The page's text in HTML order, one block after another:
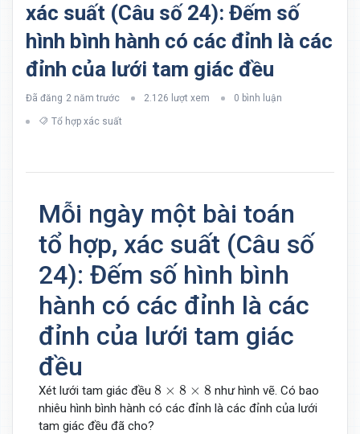
xác suất (Câu số 24): Đếm số
hình bình hành có các đỉnh là các
đỉnh của lưới tam giác đều
Đã đăng 2 năm trước 2.126 lượt xem 0 bình luận
Tổ hợp xác suất
Mỗi ngày một bài toán
tổ hợp, xác suất (Câu số
24): Đếm số hình bình
hành có các đỉnh là các
đỉnh của lưới tam giác
đều
Xét lưới tam giác đều 8 × 8 × 8
8 ×8 × 8
như hình vẽ. Có bao
nhiêu hình bình hành có các đỉnh là các đỉnh của lưới
tam giác đều đã cho?